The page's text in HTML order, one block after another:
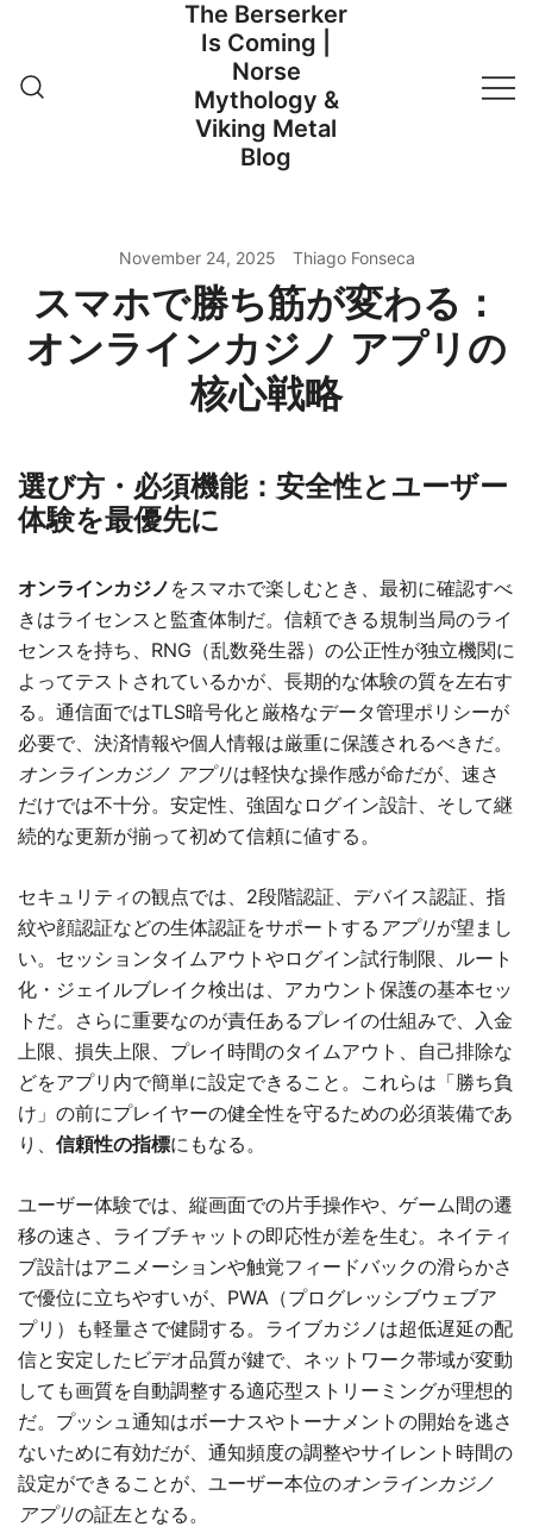
content
The Berserker
Is Coming |
Norse
Mythology &
Viking Metal
Blog
November 24, 2025 Thiago Fonseca
スマホで勝ち筋が変わる：
オンラインカジノ アプリの
核心戦略
選び方・必須機能：安全性とユーザー
体験を最優先に
オンラインカジノ をスマホで楽しむとき、最初に確認すべ
きはライセンスと監査体制だ。信頼できる規制当局のライ
センスを持ち、RNG（乱数発生器）の公正性が独立機関に
よってテストされているかが、長期的な体験の質を左右す
る。通信面ではTLS暗号化と厳格なデータ管理ポリシーが
必要で、決済情報や個人情報は厳重に保護されるべきだ。
オンラインカジノ アプリは軽快な操作感が命だが、速さ
だけでは不十分。安定性、強固なログイン設計、そして継
続的な更新が揃って初めて信頼に値する。
セキュリティの観点では、2段階認証、デバイス認証、指
紋や顔認証などの生体認証をサポートする アプリが望まし
い。セッションタイムアウトやログイン試行制限、ルート
化・ジェイルブレイク検出は、アカウント保護の基本セッ
トだ。さらに重要なのが責任あるプレイの仕組みで、入金
上限、損失上限、プレイ時間のタイムアウト、自己排除な
どをアプリ内で簡単に設定できること。これらは「勝ち負
け」の前にプレイヤーの健全性を守るための必須装備であ
り、 信頼性の指標にもなる。
ユーザー体験では、縦画面での片手操作や、ゲーム間の遷
移の速さ、ライブチャットの即応性が差を生む。ネイティ
ブ設計はアニメーションや触覚フィードバックの滑らかさ
で優位に立ちやすいが、PWA（プログレッシブウェブア
プリ）も軽量さで健闘する。ライブカジノは超低遅延の配
信と安定したビデオ品質が鍵で、ネットワーク帯域が変動
しても画質を自動調整する適応型ストリーミングが理想的
だ。プッシュ通知はボーナスやトーナメントの開始を逃さ
ないために有効だが、通知頻度の調整やサイレント時間の
設定ができることが、ユーザー本位のオンラインカジノ
アプリの証左となる。